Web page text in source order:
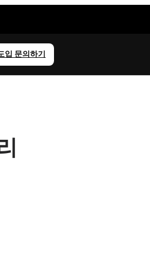
입 문의하기